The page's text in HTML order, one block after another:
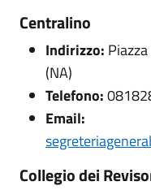
Centralino
Indirizzo:
(NA)
Telefono:
Email:
Collegio dei